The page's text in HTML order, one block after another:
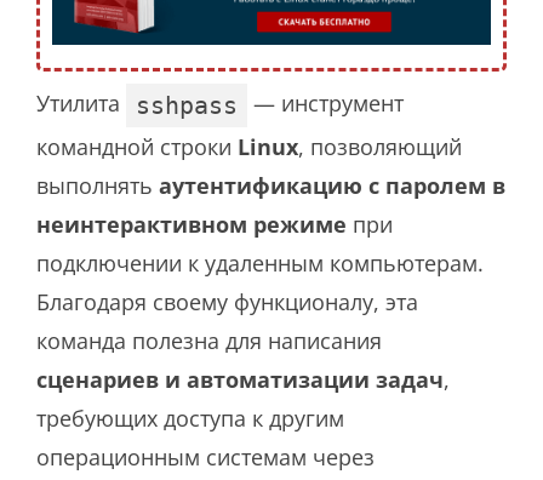
Утилита sshpass
— инструмент
командной строки Linux, позволяющий
выполнять аутентификацию с паролем в
неинтерактивном режиме при
подключении к удаленным компьютерам.
Благодаря своему функционалу, эта
команда полезна для написания
сценариев и автоматизации задач,
требующих доступа к другим
операционным системам через